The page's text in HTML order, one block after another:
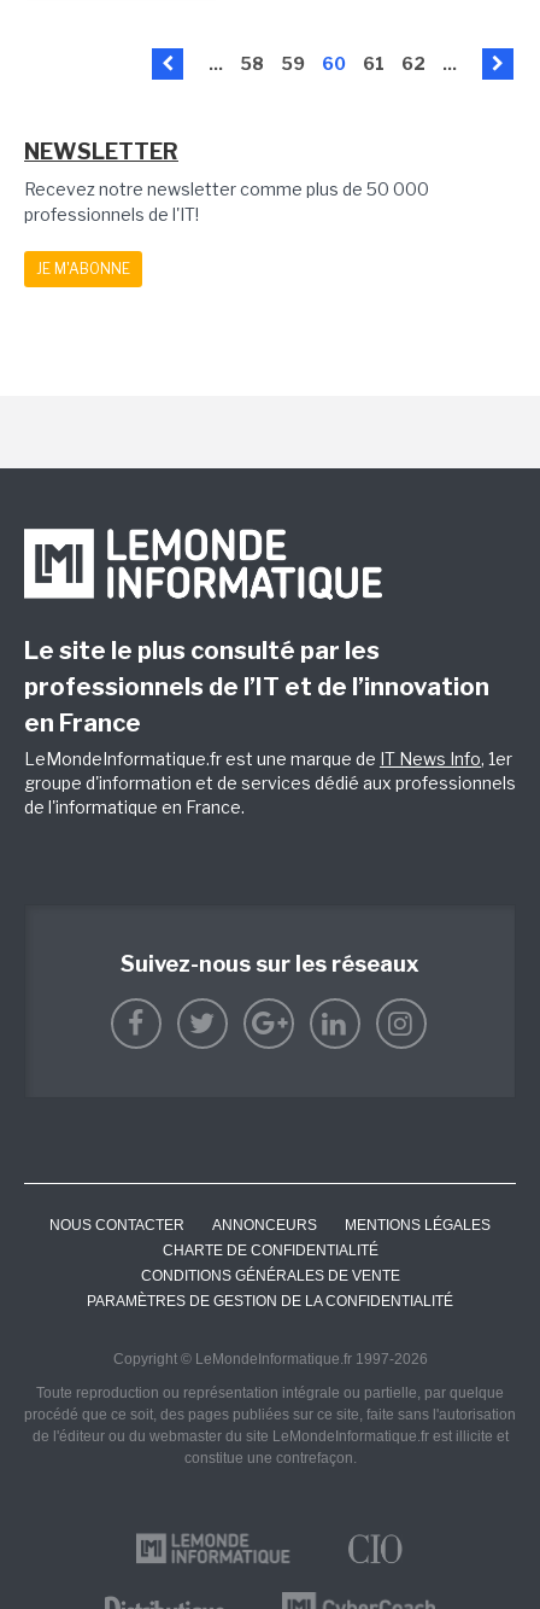
... 58 59 60 61 62 ...
NEWSLETTER
Recevez notre newsletter comme plus de 50 000
professionnels de l'IT!
JE M'ABONNE
Le site le plus consulté par les
professionnels de l’IT et de l’innovation
en France
LeMondeInformatique.fr est une marque de IT News Info, 1er
groupe d'information et de services dédié aux professionnels
de l'informatique en France.
Suivez-nous sur les réseaux
NOUS CONTACTER ANNONCEURS
MENTIONS LÉGALES
CHARTE DE CONFIDENTIALITÉ
CONDITIONS GÉNÉRALES DE VENTE
PARAMÈTRES DE GESTION DE LA CONFIDENTIALITÉ
Copyright © LeMondeInformatique.fr 1997-2026
Toute reproduction ou représentation intégrale ou partielle, par quelque
procédé que ce soit, des pages publiées sur ce site, faite sans l'autorisation
de l'éditeur ou du webmaster du site LeMondeInformatique.fr est illicite et
constitue une contrefaçon.